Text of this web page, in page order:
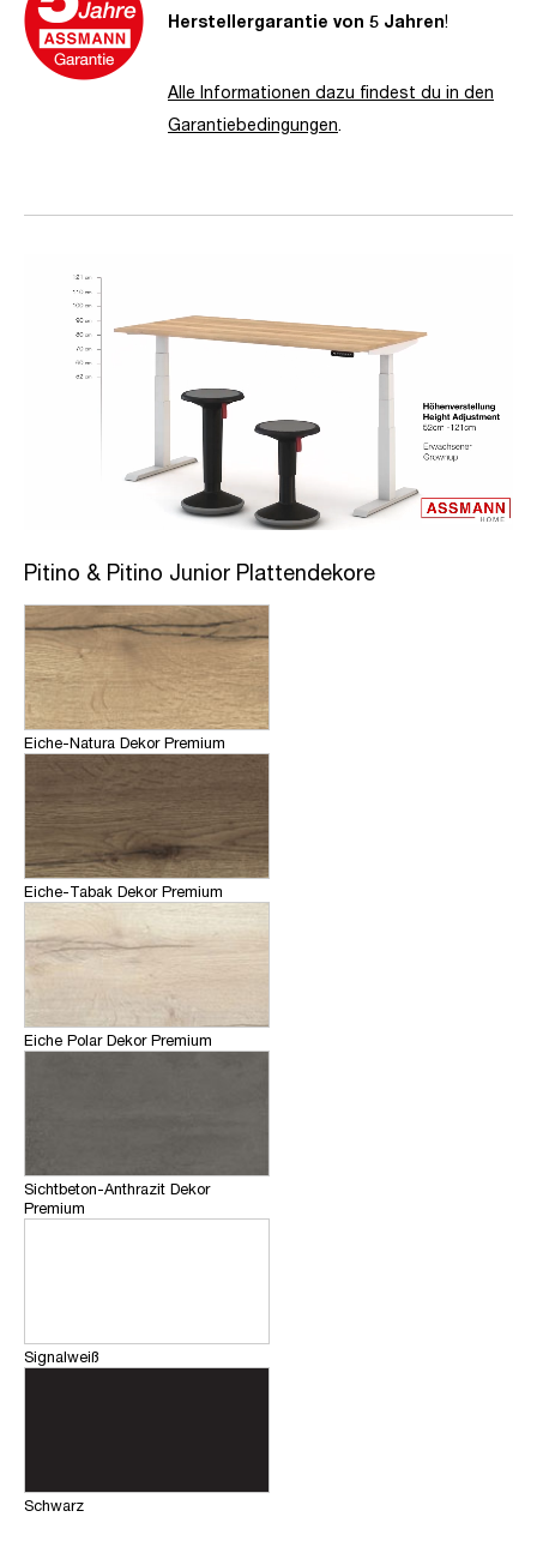
Herstellergarantie von 5 Jahren!
Alle Informationen dazu findest du in den
Garantiebedingungen.
Pitino & Pitino Junior Plattendekore
Eiche-Natura Dekor Premium
Eiche-Tabak Dekor Premium
Eiche Polar Dekor Premium
Sichtbeton-Anthrazit Dekor
Premium
Signalweiß
Schwarz